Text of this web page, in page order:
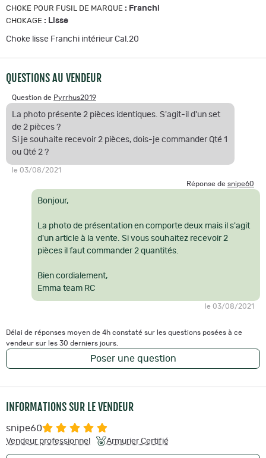
CHOKE POUR FUSIL DE MARQUE : Franchi
CHOKAGE : Lisse
Choke lisse Franchi intérieur Cal.20
QUESTIONS AU VENDEUR
Question de Pyrrhus2019
La photo présente 2 pièces identiques. S'agit-il d'un set
de 2 pièces ?
Si je souhaite recevoir 2 pièces, dois-je commander Qté 1
ou Qté 2 ?
le 03/08/2021
Réponse de snipe60
Bonjour,
La photo de présentation en comporte deux mais il s'agit
d'un article à la vente. Si vous souhaitez recevoir 2
pièces il faut commander 2 quantités.
Bien cordialement,
Emma team RC
le 03/08/2021
Délai de réponses moyen de 4h constaté sur les questions posées à ce
vendeur sur les 30 derniers jours.
Poser une question
INFORMATIONS SUR LE VENDEUR
snipe60
Vendeur professionnel Armurier Certifié